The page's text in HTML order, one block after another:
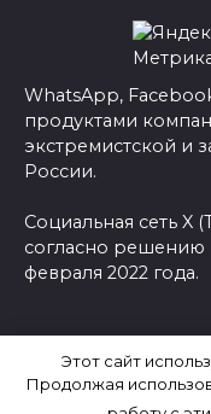
WhatsApp,
продуктами
экстремистской и
России.
Социальная сеть X
согласно решению
февраля 2022 года.
Последние
Этот сайт
Продолжая